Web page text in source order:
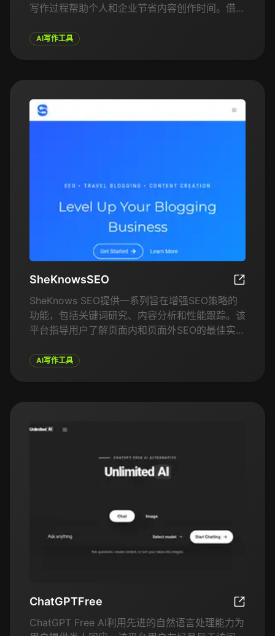
写作过程帮助个人和企业节省内容创作时间。借助
章、营销文案、产品描述等。AI还可以帮助优化和
AI写作工具
SheKnowsSEO
SheKnows SEO提供一系列旨在增强SEO策略的
功能，包括关键词研究、内容分析和性能跟踪。该
平台指导用户了解页面内和页面外SEO的最佳实
容。此外，它还提供有价值的见解和分析，以衡量
AI写作工具
ChatGPTFree
ChatGPT Free AI利用先进的自然语言处理能力为